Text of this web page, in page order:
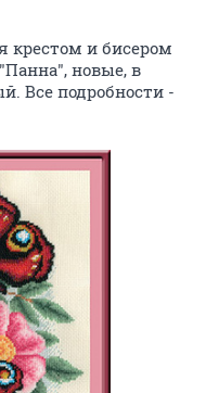
и бисером
новые, в
Все подробности -